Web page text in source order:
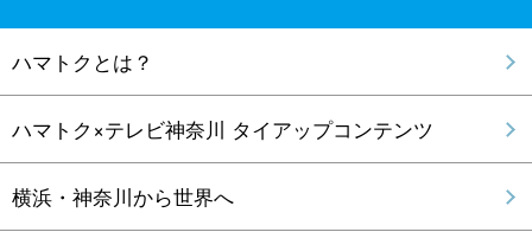
ハマトクとは？
ハマトク×テレビ神奈川 タイアップコンテンツ
横浜・神奈川から世界へ